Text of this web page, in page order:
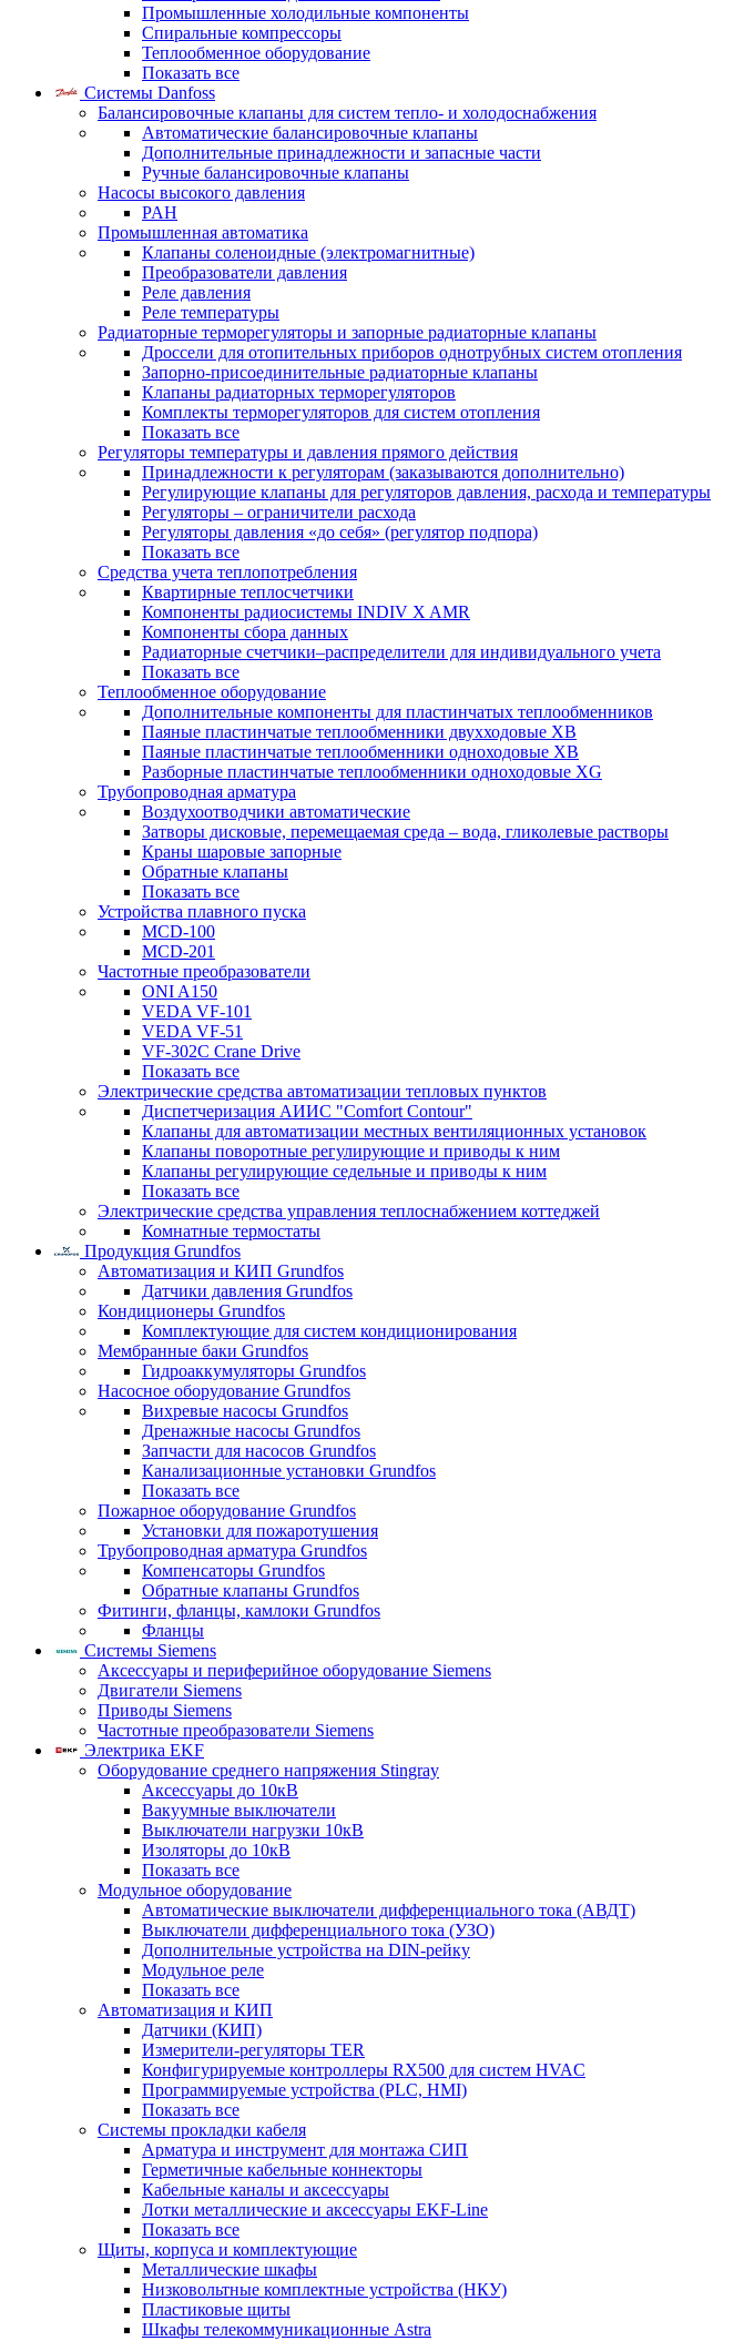
Промышленные холодильные компоненты
Спиральные компрессоры
Теплообменное оборудование
Показать все
Системы Danfoss
Балансировочные клапаны для систем тепло- и холодоснабжения
Автоматические балансировочные клапаны
Дополнительные принадлежности и запасные части
Ручные балансировочные клапаны
Насосы высокого давления
PAH
Промышленная автоматика
Клапаны соленоидные (электромагнитные)
Преобразователи давления
Реле давления
Реле температуры
Радиаторные терморегуляторы и запорные радиаторные клапаны
Дроссели для отопительных приборов однотрубных систем отопления
Запорно-присоединительные радиаторные клапаны
Клапаны радиаторных терморегуляторов
Комплекты терморегуляторов для систем отопления
Показать все
Регуляторы температуры и давления прямого действия
Принадлежности к регуляторам (заказываются дополнительно)
Регулирующие клапаны для регуляторов давления, расхода и температуры
Регуляторы – ограничители расхода
Регуляторы давления «до себя» (регулятор подпора)
Показать все
Средства учета теплопотребления
Квартирные теплосчетчики
Компоненты радиосистемы INDIV X AMR
Компоненты сбора данных
Радиаторные счетчики–распределители для индивидуального учета
Показать все
Теплообменное оборудование
Дополнительные компоненты для пластинчатых теплообменников
Паяные пластинчатые теплообменники двухходовые XB
Паяные пластинчатые теплообменники одноходовые ХВ
Разборные пластинчатые теплообменники одноходовые ХG
Трубопроводная арматура
Воздухоотводчики автоматические
Затворы дисковые, перемещаемая среда – вода, гликолевые растворы
Краны шаровые запорные
Обратные клапаны
Показать все
Устройства плавного пуска
MCD-100
MCD-201
Частотные преобразователи
ONI A150
VEDA VF-101
VEDA VF-51
VF-302C Crane Drive
Показать все
Электрические средства автоматизации тепловых пунктов
Диспетчеризация АИИС "Comfort Contour"
Клапаны для автоматизации местных вентиляционных установок
Клапаны поворотные регулирующие и приводы к ним
Клапаны регулирующие седельные и приводы к ним
Показать все
Электрические средства управления теплоснабжением коттеджей
Комнатные термостаты
Продукция Grundfos
Автоматизация и КИП Grundfos
Датчики давления Grundfos
Кондиционеры Grundfos
Комплектующие для систем кондиционирования
Мембранные баки Grundfos
Гидроаккумуляторы Grundfos
Насосное оборудование Grundfos
Вихревые насосы Grundfos
Дренажные насосы Grundfos
Запчасти для насосов Grundfos
Канализационные установки Grundfos
Показать все
Пожарное оборудование Grundfos
Установки для пожаротушения
Трубопроводная арматура Grundfos
Компенсаторы Grundfos
Обратные клапаны Grundfos
Фитинги, фланцы, камлоки Grundfos
Фланцы
Системы Siemens
Аксессуары и периферийное оборудование Siemens
Двигатели Siemens
Приводы Siemens
Частотные преобразователи Siemens
Электрика EKF
Оборудование среднего напряжения Stingray
Аксессуары до 10кВ
Вакуумные выключатели
Выключатели нагрузки 10кВ
Изоляторы до 10кВ
Показать все
Модульное оборудование
Автоматические выключатели дифференциального тока (АВДТ)
Выключатели дифференциального тока (УЗО)
Дополнительные устройства на DIN-рейку
Модульное реле
Показать все
Автоматизация и КИП
Датчики (КИП)
Измерители-регуляторы TER
Конфигурируемые контроллеры RX500 для систем HVAC
Программируемые устройства (PLC, HMI)
Показать все
Системы прокладки кабеля
Арматура и инструмент для монтажа СИП
Герметичные кабельные коннекторы
Кабельные каналы и аксессуары
Лотки металлические и аксессуары EKF-Line
Показать все
Щиты, корпуса и комплектующие
Металлические шкафы
Низковольтные комплектные устройства (НКУ)
Пластиковые щиты
Шкафы телекоммуникационные Astra